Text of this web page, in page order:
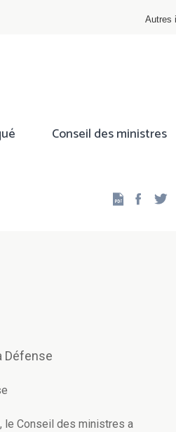
Autres
Conseil des ministres
Défense
le Conseil des ministres a